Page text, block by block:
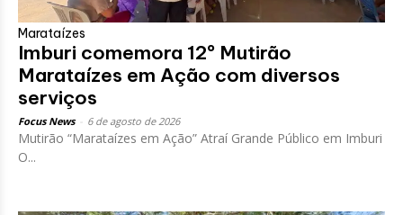
Marataízes
Imburi comemora 12º Mutirão
Marataízes em Ação com diversos
serviços
Focus News 6 de agosto de 2026
Mutirão “Marataízes em Ação” Atraí Grande Público em Imburi
O...